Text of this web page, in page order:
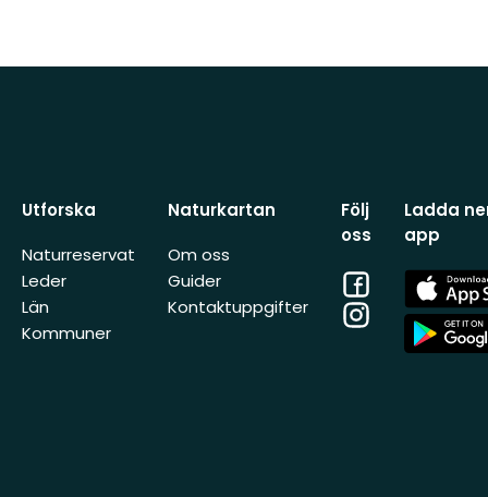
Utforska
Naturreservat
Leder
Län
Kommuner
Naturkartan
Om oss
Guider
Kontaktuppgifter
Följ
oss
Facebook
Instagram
Ladda
app
App
Store
App
Store